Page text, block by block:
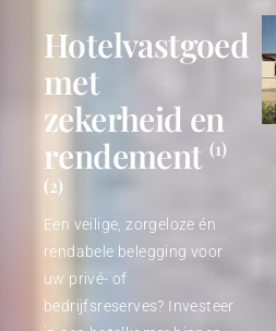
Hotelvastgoed
met
zekerheid en
rendement (1)
(2)
Een veilige, zorgeloze én
rendabele belegging voor
uw privé- of
bedrijfsreserves? Investeer